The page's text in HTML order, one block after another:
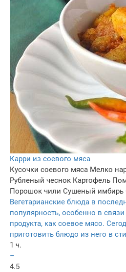
Карри из соевого мяса
Кусочки соевого мяса Мелко
Рубленый чеснок Картофель
Порошок чили Сушеный имбирь
Вегетарианские блюда в
популярность, особенно в
продукта, как соевое мясо.
приготовить блюдо из него в
1 ч.
–
4.5